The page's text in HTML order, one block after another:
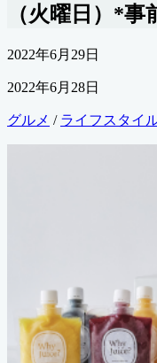
（火曜日）*
公
日
2022年6月29日
最
更
新
2022年6月28日
カ
グルメ / ライフスタイ